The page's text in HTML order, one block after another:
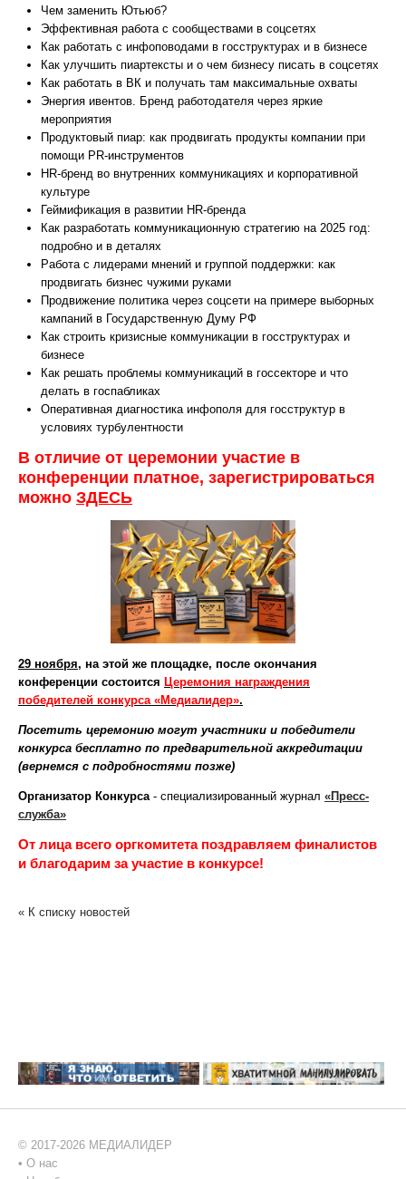
Чем заменить Ютьюб?
Эффективная работа с сообществами в соцсетях
Как работать с инфоповодами в госструктурах и в бизнесе
Как улучшить пиартексты и о чем бизнесу писать в соцсетях
Как работать в ВК и получать там максимальные охваты
Энергия ивентов. Бренд работодателя через яркие
мероприятия
Продуктовый пиар: как продвигать продукты компании при
помощи PR-инструментов
HR-бренд во внутренних коммуникациях и корпоративной
культуре
Геймификация в развитии HR-бренда
Как разработать коммуникационную стратегию на 2025 год:
подробно и в деталях
Работа с лидерами мнений и группой поддержки: как
продвигать бизнес чужими руками
Продвижение политика через соцсети на примере выборных
кампаний в Государственную Думу РФ
Как строить кризисные коммуникации в госструктурах и
бизнесе
Как решать проблемы коммуникаций в госсекторе и что
делать в госпабликах
Оперативная диагностика инфополя для госструктур в
условиях турбулентности
В отличие от церемонии участие в
конференции платное, зарегистрироваться
можно ЗДЕСЬ
29 ноября, на этой же площадке, после окончания
конференции состоится Церемония награждения
победителей конкурса «Медиалидер».
Посетить церемонию могут участники и победители
конкурса бесплатно по предварительной аккредитации
(вернемся с подробностями позже)
Организатор Конкурса - специализированный журнал «Пресс-
служба»
От лица всего оргкомитета поздравляем финалистов
и благодарим за участие в конкурсе!
« К списку новостей
© 2017-2026 МЕДИАЛИДЕР
• О нас